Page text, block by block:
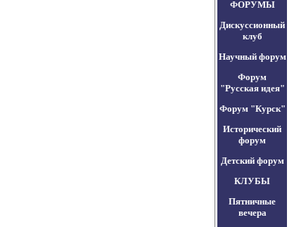
ФОРУМЫ
Дискуссионный
клуб
Научный форум
Форум
"Русская идея"
Форум "Курск"
Исторический
форум
Детский форум
КЛУБЫ
Пятничные
вечера